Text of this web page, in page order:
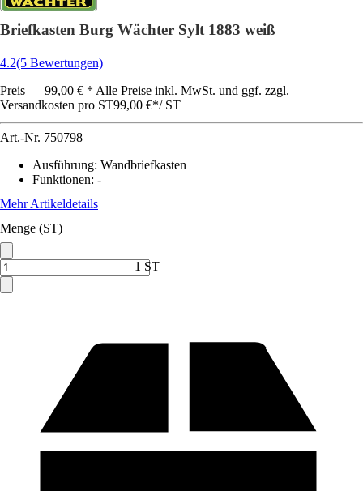
Briefkasten Burg Wächter Sylt 1883 weiß
4.2(5 Bewertungen)
Preis — 99,00 € * Alle Preise inkl. MwSt. und ggf. zzgl.
Versandkosten pro ST99,00 €*/ ST
Art.-Nr. 750798
Ausführung: Wandbriefkasten
Funktionen: -
Mehr Artikeldetails
Menge (ST)
1 ST